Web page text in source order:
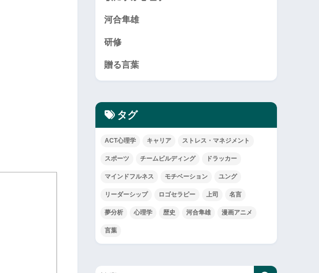
河合隼雄
研修
贈る言葉
タグ
ACT心理学 キャリア ストレス・マネジメント
スポーツ チームビルディング ドラッカー
マインドフルネス モチベーション ユング
リーダーシップ ロゴセラピー 上司 名言
夢分析 心理学 歴史 河合隼雄 漫画アニメ
言葉